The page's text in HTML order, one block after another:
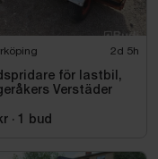
nedan... 2d 5h
för lastbil,
Verstäder
· 1 bud